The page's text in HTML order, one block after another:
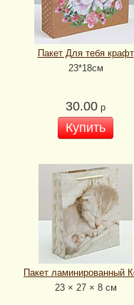
Пакет Для тебя крафт
23*18см
30.00 р
Купить
Пакет ламинированный
23 × 27 × 8 см